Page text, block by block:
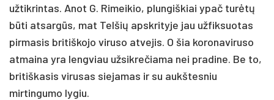
užtikrintas. Anot G. Rimeikio, plungiškiai ypač turėtų
būti atsargūs, mat Telšių apskrityje jau užfiksuotas
pirmasis britiškojo viruso atvejis. O šia koronaviruso
atmaina yra lengviau užsikrečiama nei pradine. Be to,
britiškasis virusas siejamas ir su aukštesniu
mirtingumo lygiu.